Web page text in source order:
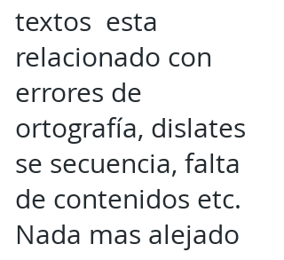
textos esta
relacionado con
errores de
ortografía, dislates
se secuencia, falta
de contenidos etc.
Nada mas alejado